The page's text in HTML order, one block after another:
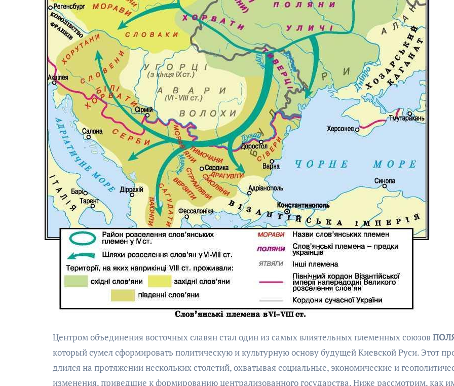
Центром объединения восточных славян стал один из самых влиятельных племенных союзов
который сумел сформировать политическую и культурную основу будущей Киевской Руси. Этот
длился на протяжении нескольких столетий, охватывая социальные, экономические и
изменения, приведшие к формированию централизованного государства. Ниже рассмотрим, как